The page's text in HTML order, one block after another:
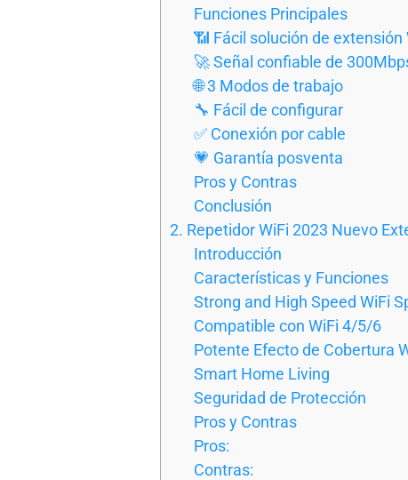
Funciones Principales
📶 Fácil solución de extensión
🚀 Señal confiable de
🌐 3 Modos de trabajo
🔧 Fácil de configurar
✅ Conexión por cable
💗 Garantía posventa
Pros y Contras
Conclusión
2. Repetidor WiFi 2023 Nuevo
Introducción
Características y Funciones
Strong and High Speed WiFi
Compatible con WiFi 4/5/6
Potente Efecto de Cobertura
Smart Home Living
Seguridad de Protección
Pros y Contras
Pros:
Contras: